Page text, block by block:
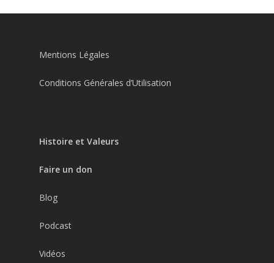
Mentions Légales
Conditions Générales d’Utilisation
Histoire et Valeurs
Faire un don
Blog
Podcast
Vidéos